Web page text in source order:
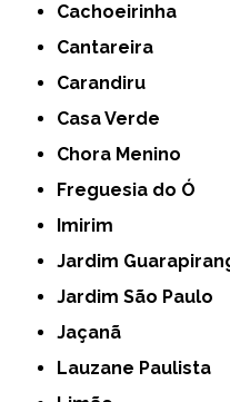
Cachoeirinha
Cantareira
Carandiru
Casa Verde
Chora Menino
Freguesia do Ó
Imirim
Jardim
Jardim São Paulo
Jaçanã
Lauzane Paulista